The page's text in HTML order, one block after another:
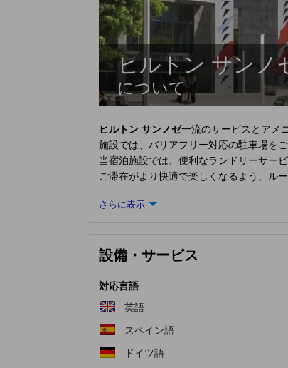
ヒルトン サンノ
について
ヒルトン サンノゼ一流のサービスとアメ
施設では、バリアフリー対応の駐車場を
当宿泊施設では、便利なランドリーサー
ご滞在がより快適で楽しくなるよう、ル
提供しています。一部の客室では、室内
ションが常に用意されています。 当宿泊
さらに表示
設備・サービス
対応言語
英語
スペイン語
ドイツ語